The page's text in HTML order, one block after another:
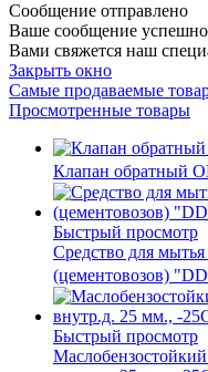
Сообщение отправлено
Ваше сообщение
Вами свяжется наш
Закрыть окно
Самые продаваемые
Просмотренные товары
Клапан обратный
Быстрый просмотр
Средство для мытья
(цементовозов)
Быстрый просмотр